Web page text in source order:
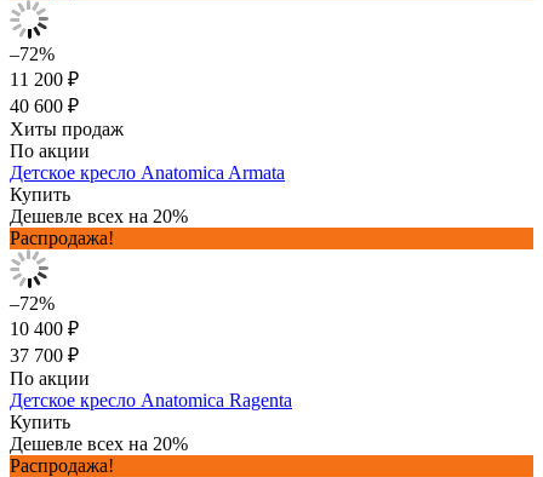
–72%
11 200 ₽
40 600 ₽
Хиты продаж
По акции
Детское кресло Anatomica Armata
Купить
Дешевле всех на 20%
Распродажа!
–72%
10 400 ₽
37 700 ₽
По акции
Детское кресло Anatomica Ragenta
Купить
Дешевле всех на 20%
Распродажа!